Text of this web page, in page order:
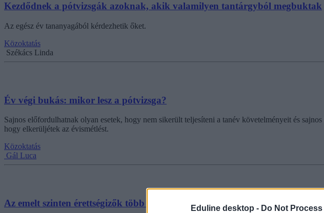
Eduline desktop - Do Not
Kezdődnek a pótvizsgák azoknak, akik valamilyen tantárgyból megbuktak
Az egész év tananyagából kérdezhetik őket.
Közoktatás
Székács Linda
Év végi bukás: mikor lesz a pótvizsga?
Sajnos előfordulhatnak olyan esetek, hogy nem sikerült teljesíteni a tanév követelményeit és
hogy elkerüljétek az évismétlést.
Közoktatás
Gál Luca
Az emelt szinten érettségizők több mint 60 százaléka szerzett ötöst töriből